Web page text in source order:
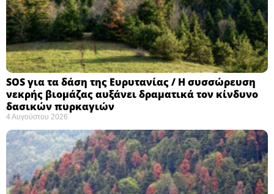
SOS για τα δάση της Ευρυτανίας / Η συσσώρευση
νεκρής βιομάζας αυξάνει δραματικά τον κίνδυνο
δασικών πυρκαγιών
4 Αυγούστου 2026